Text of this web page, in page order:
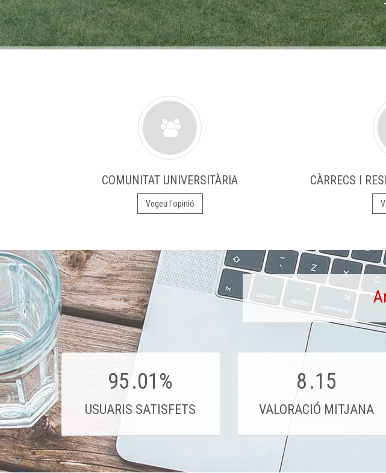
COMUNITAT UNIVERSITÀRIA
Vegeu l'opinió
CÀRRECS I
95.01%
USUARIS SATISFETS
8.15
VALORACIÓ MITJANA